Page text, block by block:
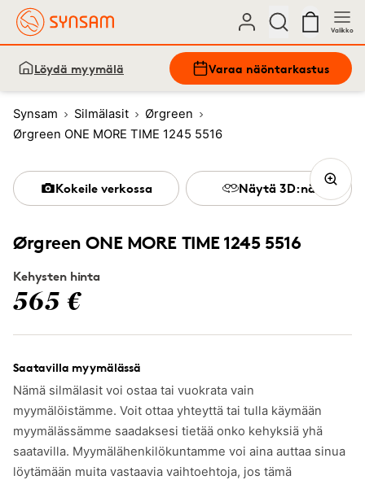
Valikko
Löydä myymälä Varaa näöntarkastus
Synsam Silmälasit
Ørgreen
Ørgreen ONE MORE TIME 1245 5516
Ørgreen ONE MORE TIME 1245 5516
Kehysten hinta
565 €
Saatavilla myymälässä
Nämä silmälasit voi ostaa tai vuokrata vain
myymälöistämme. Voit ottaa yhteyttä tai tulla käymään
myymälässämme saadaksesi tietää onko kehyksiä yhä
saatavilla. Myymälähenkilökuntamme voi aina auttaa sinua
löytämään muita vastaavia vaihtoehtoja, jos tämä
Kokeile verkossa Näytä 3D:nä